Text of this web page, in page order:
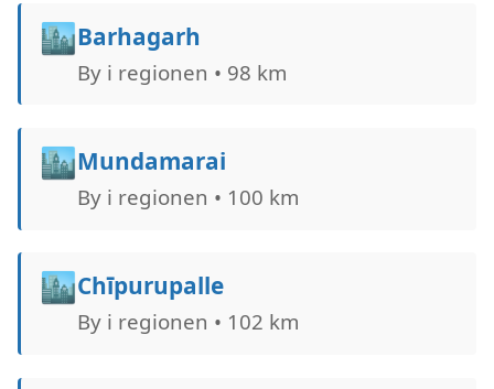
🏙️Barhagarh
By i regionen • 98 km
🏙️Mundamarai
By i regionen • 100 km
🏙️Chīpurupalle
By i regionen • 102 km